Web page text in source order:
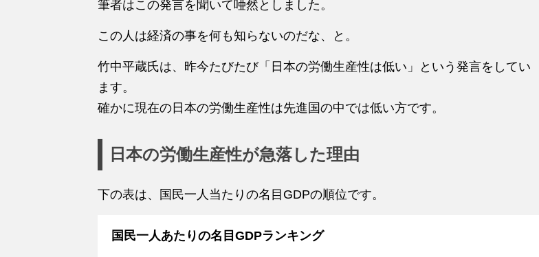
筆者はこの発言を聞いて唖然としました。
この人は経済の事を何も知らないのだな、と。
竹中平蔵氏は、昨今たびたび「日本の労働生産性は低い」という発言をしてい
ます。
確かに現在の日本の労働生産性は先進国の中では低い方です。
日本の労働生産性が急落した理由
下の表は、国民一人当たりの名目GDPの順位です。
国民一人あたりの名目GDPランキング